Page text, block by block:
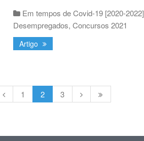
Em tempos de Covid-19 [2020-2022]
Desempregados, Concursos 2021
Artigo
1 2 3